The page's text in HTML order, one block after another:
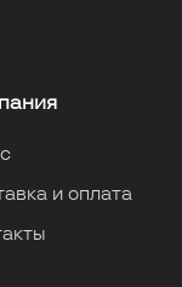
и оплата